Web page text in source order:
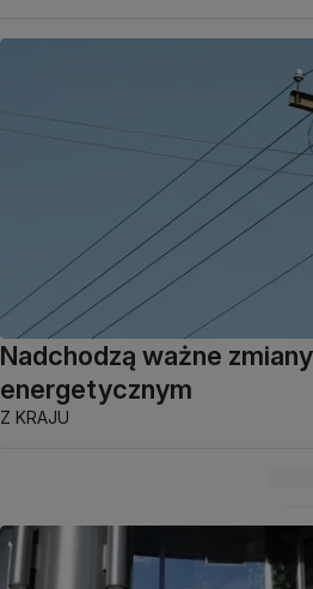
Nadchodzą ważne
energetycznym
Z KRAJU